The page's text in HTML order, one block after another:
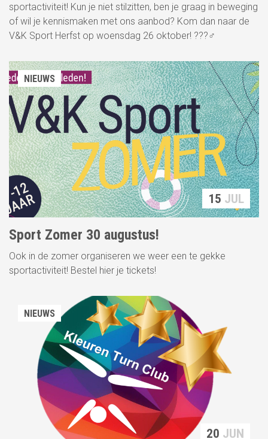
sportactiviteit! Kun je niet stilzitten, ben je graag in beweging
of wil je kennismaken met ons aanbod? Kom dan naar de
V&K Sport Herfst op woensdag 26 oktober! ???‍♂️
15 JUL
NIEUWS
Sport Zomer 30 augustus!
Ook in de zomer organiseren we weer een te gekke
sportactiviteit! Bestel hier je tickets!
20 JUN
NIEUWS